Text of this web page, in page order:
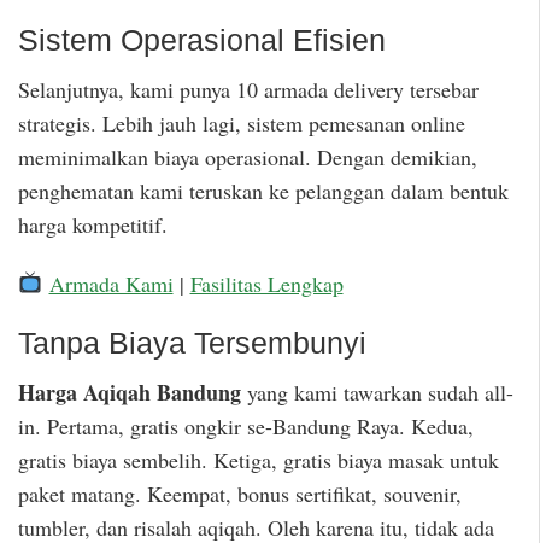
Sistem Operasional Efisien
Selanjutnya, kami punya 10 armada delivery tersebar
strategis. Lebih jauh lagi, sistem pemesanan online
meminimalkan biaya operasional. Dengan demikian,
penghematan kami teruskan ke pelanggan dalam bentuk
harga kompetitif.
Armada Kami | Fasilitas Lengkap
Tanpa Biaya Tersembunyi
Harga Aqiqah Bandung yang kami tawarkan sudah all-
in. Pertama, gratis ongkir se-Bandung Raya. Kedua,
gratis biaya sembelih. Ketiga, gratis biaya masak untuk
paket matang. Keempat, bonus sertifikat, souvenir,
tumbler, dan risalah aqiqah. Oleh karena itu, tidak ada